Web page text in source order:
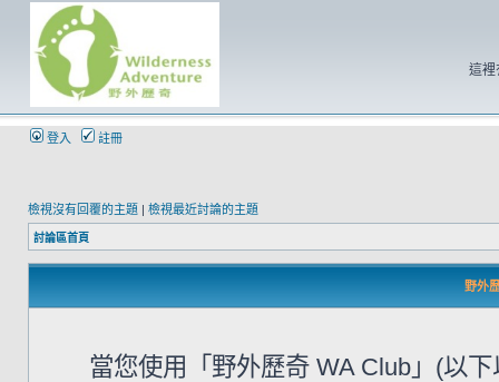
這裡
登入 註冊
檢視沒有回覆的主題 | 檢視最近討論的主題
討論區首頁
野外
當您使用「野外歷奇 WA Club」(以